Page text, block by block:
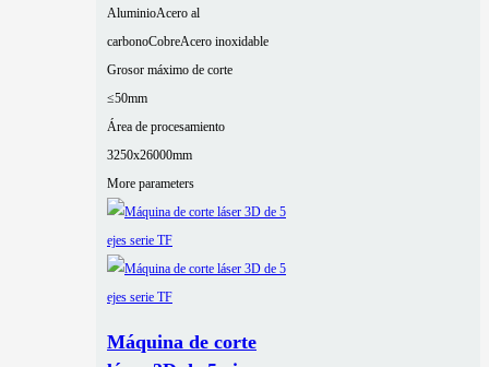
AluminioAcero al
carbonoCobreAcero inoxidable
Grosor máximo de corte
≤50mm
Área de procesamiento
3250x26000mm
More parameters
Máquina de corte